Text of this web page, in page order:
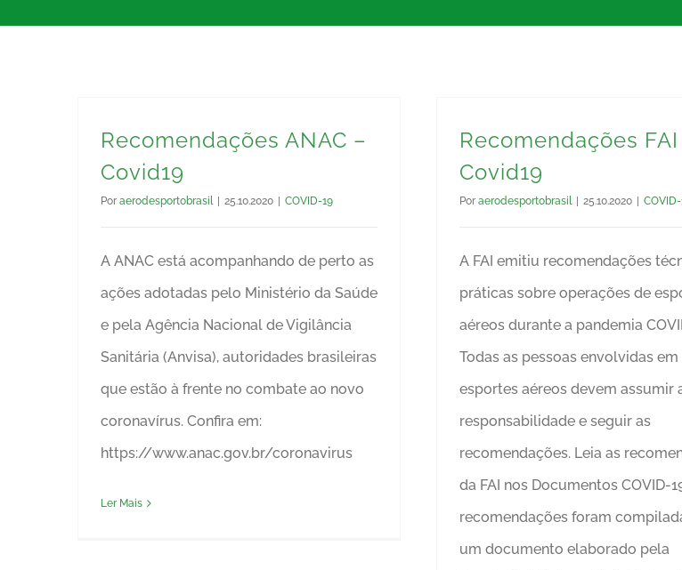
Recomendações ANAC –
Covid19
Por aerodesportobrasil 25.10.2020 COVID-19
A ANAC está acompanhando de perto as
ações adotadas pelo Ministério da Saúde
e pela Agência Nacional de Vigilância
Sanitária (Anvisa), autoridades brasileiras
que estão à frente no combate ao novo
coronavírus. Confira em:
https://www.anac.gov.br/coronavirus
Ler Mais
Recomendações FAI
Covid19
Por aerodesportobrasil 25.10.2020
A FAI emitiu recomendações
práticas sobre operações de
aéreos durante a pandemia
Todas as pessoas envolvidas em
esportes aéreos devem assumir
responsabilidade e seguir as
recomendações. Leia as
da FAI nos Documentos COVID-
recomendações foram
um documento elaborado pela